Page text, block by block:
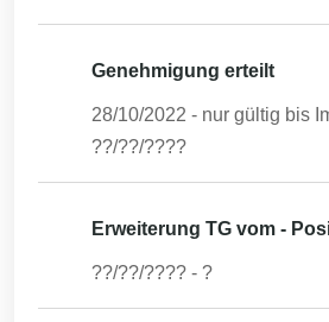
Genehmigung erteilt
28/10/2022 - nur gültig bis
??/??/????
Erweiterung TG vom -
??/??/???? - ?